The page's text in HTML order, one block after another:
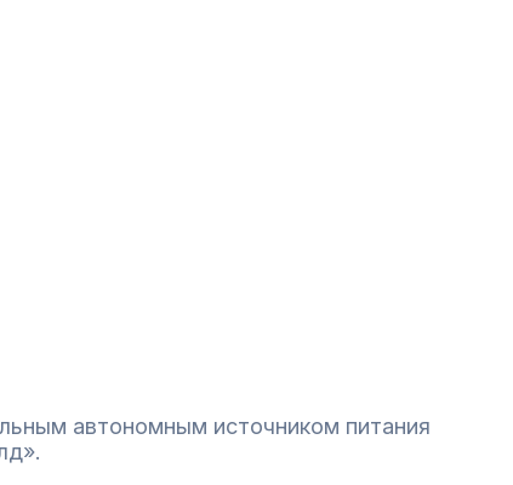
автономным источником питания